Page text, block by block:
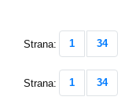
Strana: 1 34
Strana: 1 34